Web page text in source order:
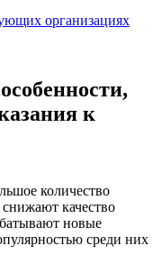
организациях
к
количество
качество
новые
среди них